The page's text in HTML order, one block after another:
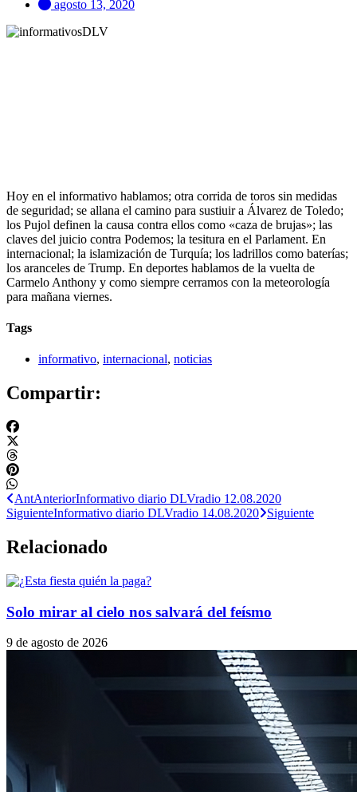
agosto 13, 2020
Hoy en el informativo hablamos; otra corrida de toros sin medidas
de seguridad; se allana el camino para sustiuir a Álvarez de Toledo;
los Pujol definen la causa contra ellos como «caza de brujas»; las
claves del juicio contra Podemos; la tesitura en el Parlament. En
internacional; la islamización de Turquía; los ladrillos como baterías;
los aranceles de Trump. En deportes hablamos de la vuelta de
Carmelo Anthony y como siempre cerramos con la meteorología
para mañana viernes.
Tags
informativo, internacional, noticias
Compartir:
AntAnteriorInformativo diario DLVradio 12.08.2020
SiguienteInformativo diario DLVradio 14.08.2020 Siguiente
Relacionado
Solo mirar al cielo nos salvará del feísmo
9 de agosto de 2026